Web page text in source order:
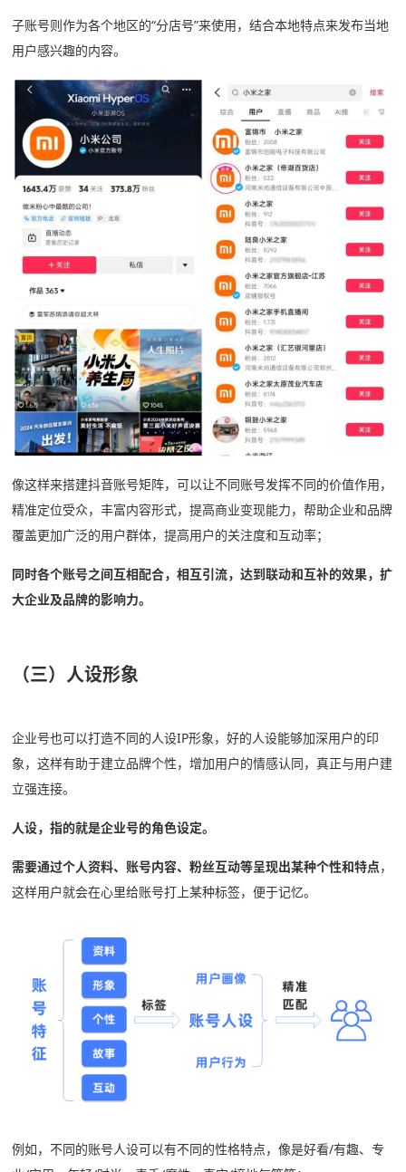
子账号则作为各个地区的“分店号”来使用，结合本地特点来发布当地
用户感兴趣的内容。
像这样来搭建抖音账号矩阵，可以让不同账号发挥不同的价值作用，
精准定位受众，丰富内容形式，提高商业变现能力，帮助企业和品牌
覆盖更加广泛的用户群体，提高用户的关注度和互动率；
同时各个账号之间互相配合，相互引流，达到联动和互补的效果，扩
大企业及品牌的影响力。
（三）人设形象
企业号也可以打造不同的人设IP形象，好的人设能够加深用户的印
象，这样有助于建立品牌个性，增加用户的情感认同，真正与用户建
立强连接。
人设，指的就是企业号的角色设定。
需要通过个人资料、账号内容、粉丝互动等呈现出某种个性和特点，
这样用户就会在心里给账号打上某种标签，便于记忆。
例如，不同的账号人设可以有不同的性格特点，像是好看/有趣、专